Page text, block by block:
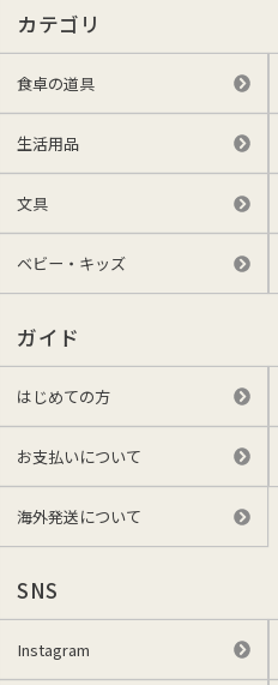
カテゴリ
食卓の道具
生活用品
文具
ベビー・キッズ
ガイド
はじめての方
お支払いについて
海外発送について
SNS
Instagram